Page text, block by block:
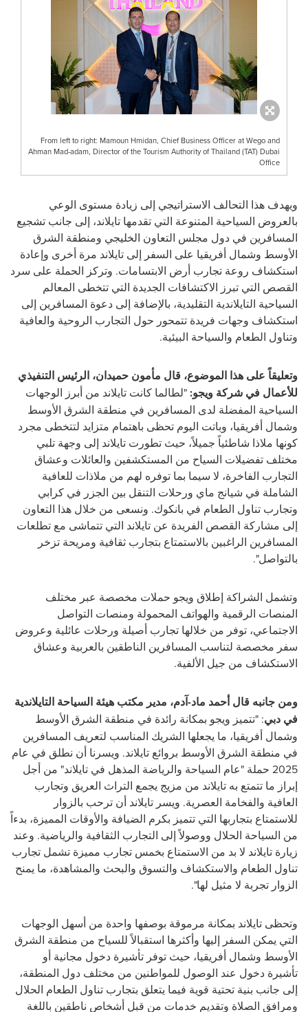
From left to right: Mamoun Hmidan, Chief Business Officer at Wego and
Ahman Mad-adam, Director of the Tourism Authority of Thailand (TAT) Dubai
Office
ويهدف هذا التحالف الاستراتيجي إلى زيادة مستوى الوعي
بالعروض السياحية المتنوعة التي تقدمها تايلاند، إلى جانب تشجيع
المسافرين في دول مجلس التعاون الخليجي ومنطقة الشرق
الأوسط وشمال أفريقيا على السفر إلى تايلاند مرة أخرى وإعادة
استكشاف روعة تجارب أرض الابتسامات. وتركز الحملة على سرد
القصص التي تبرز الاكتشافات الجديدة التي تتخطى المعالم
السياحية التايلاندية التقليدية، بالإضافة إلى دعوة المسافرين إلى
استكشاف وجهات فريدة تتمحور حول التجارب الروحية والعافية
وتناول الطعام والسياحة البيئية.
وتعليقاً على هذا الموضوع، قال مأمون حميدان، الرئيس التنفيذي
للأعمال في شركة ويجو:"لطالما كانت تايلاند من أبرز الوجهات
السياحية المفضلة لدى المسافرين في منطقة الشرق الأوسط
وشمال أفريقيا، وباتت اليوم تحظى باهتمام متزايد لتتخطى مجرد
كونها ملاذا شاطئياً جميلاً، حيث تطورت تايلاند إلى وجهة تلبي
مختلف تفضيلات السياح من المستكشفين والعائلات وعشاق
التجارب الفاخرة، لا سيما بما توفره لهم من ملاذات للعافية
الشاملة في شيانج ماي ورحلات التنقل بين الجزر في كرابي
وتجارب تناول الطعام في بانكوك. ونسعى من خلال هذا التعاون
إلى مشاركة القصص الفريدة عن تايلاند التي تتماشى مع تطلعات
المسافرين الراغبين بالاستمتاع بتجارب ثقافية ومريحة تزخر
بالتواصل".
وتشمل الشراكة إطلاق ويجو حملات مخصصة عبر مختلف
المنصات الرقمية والهواتف المحمولة ومنصات التواصل
الاجتماعي، توفر من خلالها تجارب أصيلة ورحلات عائلية وعروض
سفر مخصصة لتناسب المسافرين الناطقين بالعربية وعشاق
الاستكشاف من جيل الألفية.
ومن جانبه قال أحمد ماد-آدم، مدير مكتب هيئة السياحة التايلاندية
في دبي: "تتميز ويجو بمكانة رائدة في منطقة الشرق الأوسط
وشمال أفريقيا، ما يجعلها الشريك المناسب لتعريف المسافرين
في منطقة الشرق الأوسط بروائع تايلاند. ويسرنا أن نطلق في عام
2025 حملة "عام السياحة والرياضة المذهل في تايلاند" من أجل
إبراز ما تتمتع به تايلاند من مزيج يجمع التراث العريق وتجارب
العافية والفخامة العصرية. ويسر تايلاند أن ترحب بالزوار
للاستمتاع بتجاربها التي تتميز بكرم الضيافة والأوقات المميزة، بدءاً
من السياحة الحلال ووصولاً إلى التجارب الثقافية والرياضية. وعند
زيارة تايلاند لا بد من الاستمتاع بخمس تجارب مميزة تشمل تجارب
تناول الطعام والاستكشاف والتسوق والبحث والمشاهدة، ما يمنح
الزوار تجربة لا مثيل لها".
وتحظى تايلاند بمكانة مرموقة بوصفها واحدة من أسهل الوجهات
التي يمكن السفر إليها وأكثرها استقبالاً للسياح من منطقة الشرق
الأوسط وشمال أفريقيا، حيث توفر تأشيرة دخول مجانية أو
تأشيرة دخول عند الوصول للمواطنين من مختلف دول المنطقة،
إلى جانب بنية تحتية قوية فيما يتعلق بتجارب تناول الطعام الحلال
ومرافق الصلاة وتقديم خدمات من قبل أشخاص ناطقين باللغة